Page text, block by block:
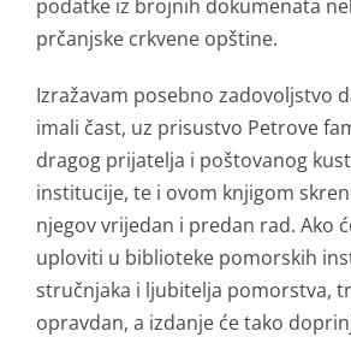
podatke iz brojnih dokumenata
prčanjske crkvene opštine.
Izražavam posebno zadovoljstvo
imali čast, uz prisustvo Petrove
dragog prijatelja i poštovanog
institucije, te i ovom knjigom
njegov vrijedan i predan rad. Ako
uploviti u biblioteke pomorskih
stručnjaka i ljubitelja pomorstva,
opravdan, a izdanje će tako